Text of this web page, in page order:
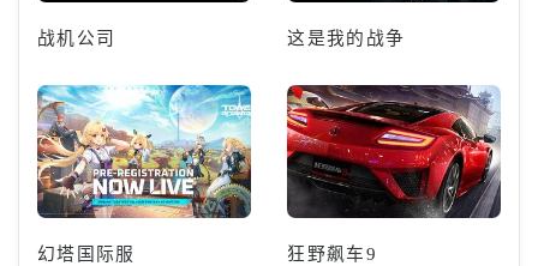
战机公司 这是我的战争
幻塔国际服 狂野飙车9